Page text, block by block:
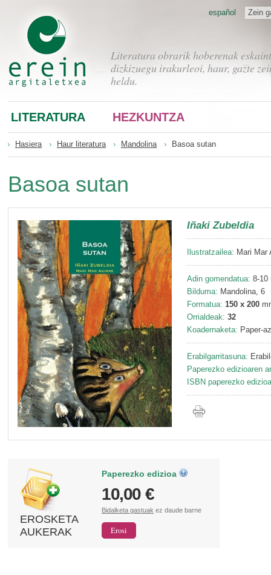
Literatura obrarik hoberenak
dizkizuegu irakurleoi, haur, gazte
heldu.
Zein
español
LITERATURA HEZKUNTZA
Hasiera Haur literatura Mandolina Basoa sutan
Basoa sutan
Iñaki Zubeldia
Ilustratzailea: Mari Mar
Adin gomendatua: 8-10
Bilduma: Mandolina, 6
Formatua: 150 x 200
Orrialdeak: 32
Koadernaketa: Paper-
Erabilgarritasuna:
Paperezko edizioaren
ISBN paperezko
EROSKETA
AUKERAK
Paperezko edizioa
10,00 €
Bidalketa gastuak ez daude barne